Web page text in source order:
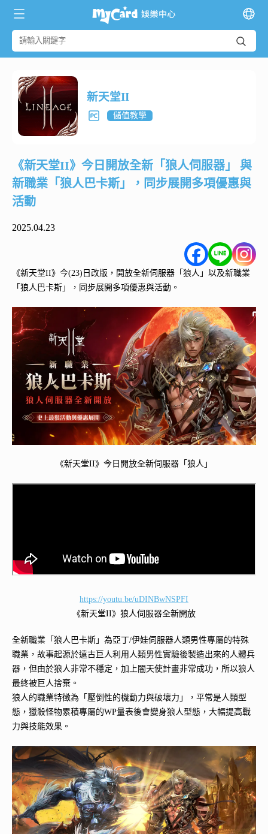
新天堂II
儲值教學
《新天堂II》今日開放全新「狼人伺服器」 與
新職業「狼人巴卡斯」，同步展開多項優惠與
活動
2025.04.23
《新天堂II》今(23)日改版，開放全新伺服器「狼人」以及新職業
「狼人巴卡斯」，同步展開多項優惠與活動。
《新天堂II》今日開放全新伺服器「狼人」
https://youtu.be/uDINBwNSPFI
《新天堂II》狼人伺服器全新開放
全新職業「狼人巴卡斯」為亞丁/伊娃伺服器人類男性專屬的特殊
職業，故事起源於遠古巨人利用人類男性實驗後製造出來的人體兵
器，但由於狼人非常不穩定，加上闇天使計畫非常成功，所以狼人
最終被巨人捨棄。
狼人的職業特徵為「壓倒性的機動力與破壞力」，平常是人類型
態，獵殺怪物累積專屬的WP量表後會變身狼人型態，大幅提高戰
力與技能效果。